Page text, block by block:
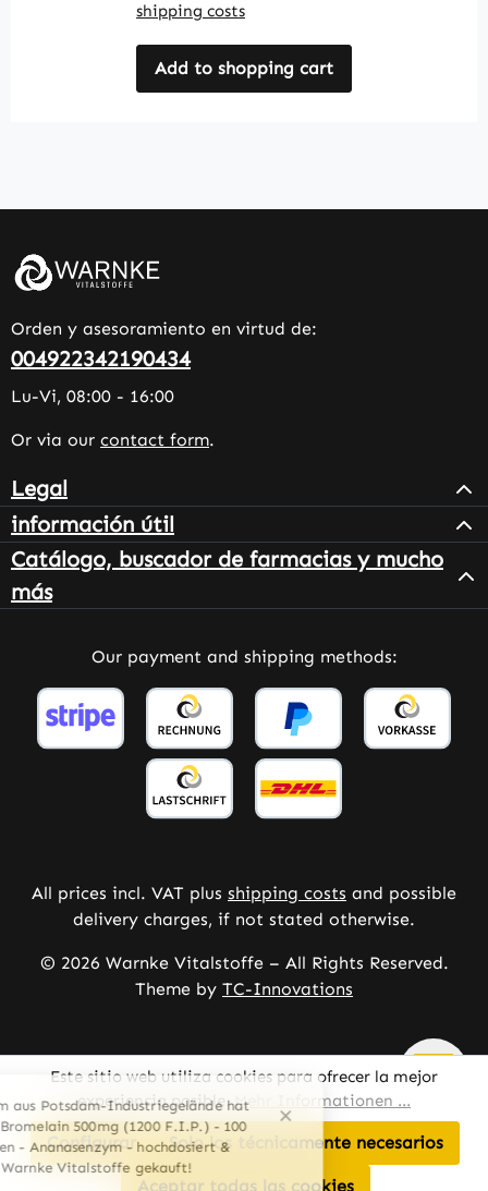
shipping costs
Add to shopping cart
Orden y asesoramiento en virtud de:
004922342190434
Lu-Vi, 08:00 - 16:00
Or via our contact form.
Legal
información útil
Catálogo, buscador de farmacias y mucho
más
Our payment and shipping methods:
All prices incl. VAT plus shipping costs and possible
delivery charges, if not stated otherwise.
© 2026 Warnke Vitalstoffe – All Rights Reserved.
Theme by TC-Innovations
Este sitio web utiliza cookies para ofrecer la mejor
experiencia posible.Mehr Informationen ...
Solo los técnicamente necesarios
Configurar
Aceptar todas las cookies